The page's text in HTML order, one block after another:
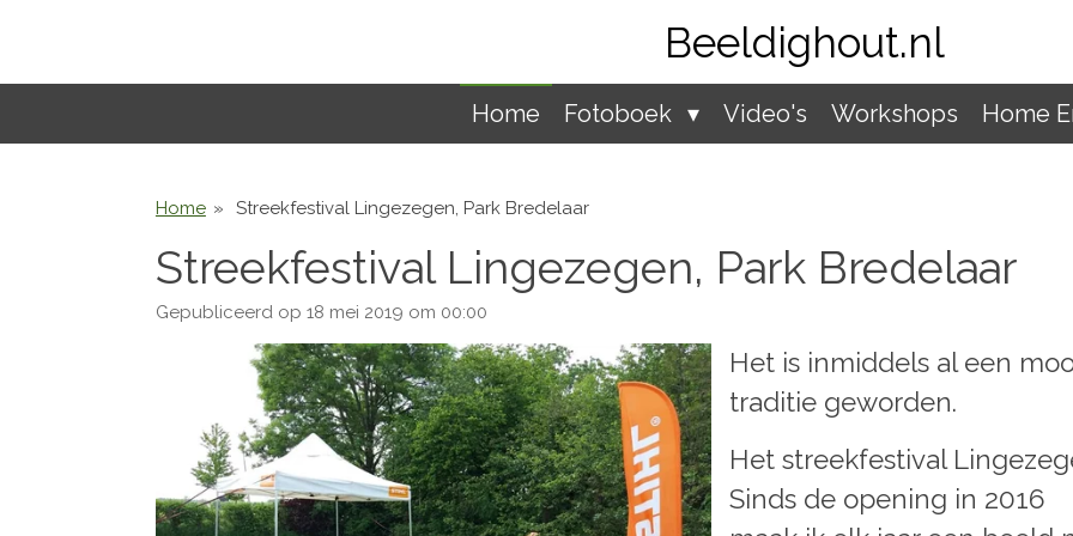
Beeldighout.nl
Home Fotoboek Video's Workshops Home
Home » Streekfestival Lingezegen, Park Bredelaar
Streekfestival Lingezegen, Park Bredelaar
Gepubliceerd op 18 mei 2019 om 00:00
Het is inmiddels al een
traditie geworden.
Het streekfestival
Sinds de opening in 2016